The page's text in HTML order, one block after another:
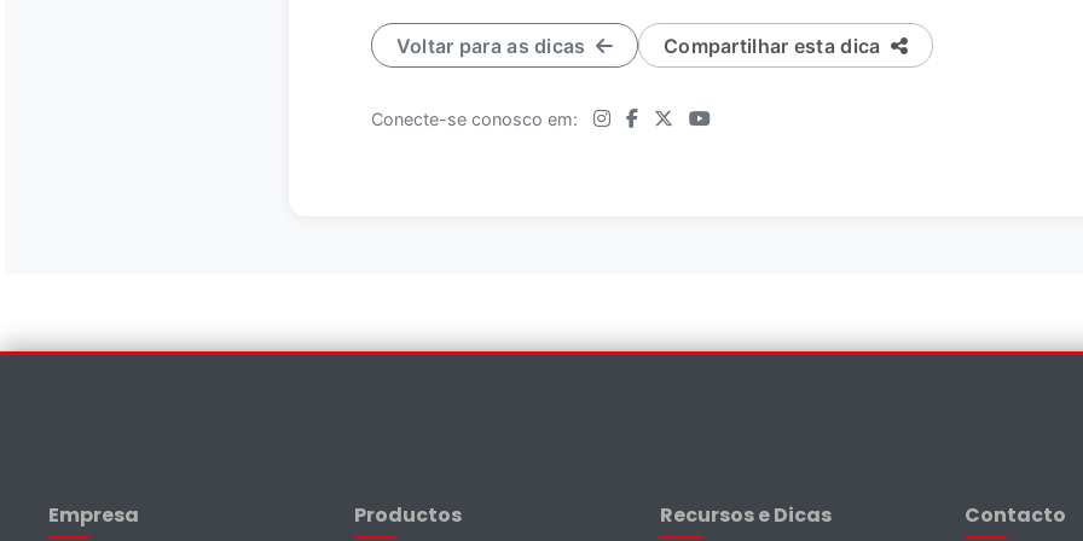
Voltar para as dicas Compartilhar esta dica
Conecte-se conosco em:
E-mail * Telefone
Empresa Productos Recursos e Dicas Contacto